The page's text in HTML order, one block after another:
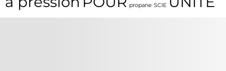
propane SCIE